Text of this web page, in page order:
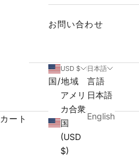
お問い合わせ
USD $
国/地域
アメリ
カ合衆
国
(USD
$)
日本語
言語
日本語
English
カート